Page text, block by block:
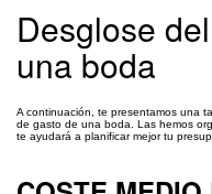
Desglose
una boda
A continuación, te presentamos una
de gasto de una boda. Las hemos
te ayudará a planificar mejor tu